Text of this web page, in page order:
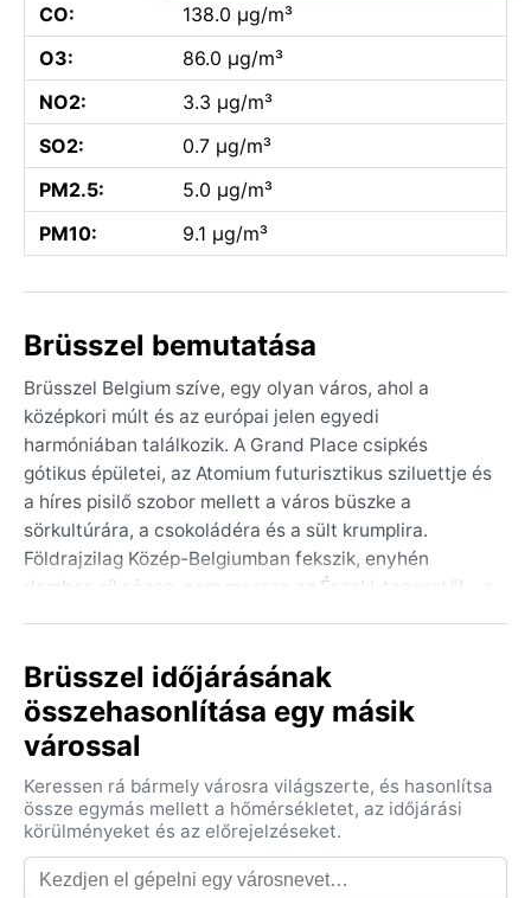
CO:
138.0 µg/m³
O3:
86.0 µg/m³
NO2:
3.3 µg/m³
SO2:
0.7 µg/m³
PM2.5:
5.0 µg/m³
PM10:
9.1 µg/m³
Brüsszel bemutatása
Brüsszel Belgium szíve, egy olyan város, ahol a
középkori múlt és az európai jelen egyedi
harmóniában találkozik. A Grand Place csipkés
gótikus épületei, az Atomium futurisztikus sziluettje és
a híres pisilő szobor mellett a város büszke a
sörkultúrára, a csokoládéra és a sült krumplira.
Földrajzilag Közép-Belgiumban fekszik, enyhén
dombos síkságon, nem messze az Északi-tengertől – a
Az óceáni éghajlat (Köppen Cfb) kiegyensúlyozott, de
csapadékos. A nyarak hűvösek, a hőmérséklet ritkán
emelkedik 25°C fölé, a téli napok pedig enyhék,
évben magas, az eső bármikor lehullhat – évente
átlagosan 200 napon. Hó ritkán esik, és ha mégis,
gyorsan elolvad. A csomagban elengedhetetlen egy
réteges öltözet: könnyű esőkabát, pulóver és vízálló
Brüsszel időjárásának
összehasonlítása egy másik
várossal
Keressen rá bármely városra világszerte, és hasonlítsa
össze egymás mellett a hőmérsékletet, az időjárási
körülményeket és az előrejelzéseket.